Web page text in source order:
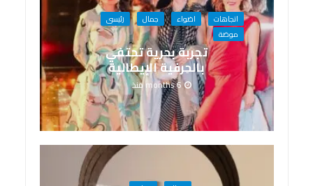
اتجاهات اضواء جمال
رئيسى
موضة
تجربة بحرية تحتفي
بالحِرفية الإيطالية
6 months منذ